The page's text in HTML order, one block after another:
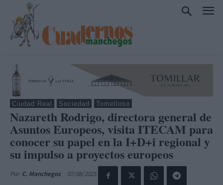
Ciudad Real Sociedad Tomelloso
Nazareth Rodrigo, directora general de
Asuntos Europeos, visita ITECAM para
conocer su papel en la I+D+i regional y
su impulso a proyectos europeos
Por C. Manchegos 07/08/2025